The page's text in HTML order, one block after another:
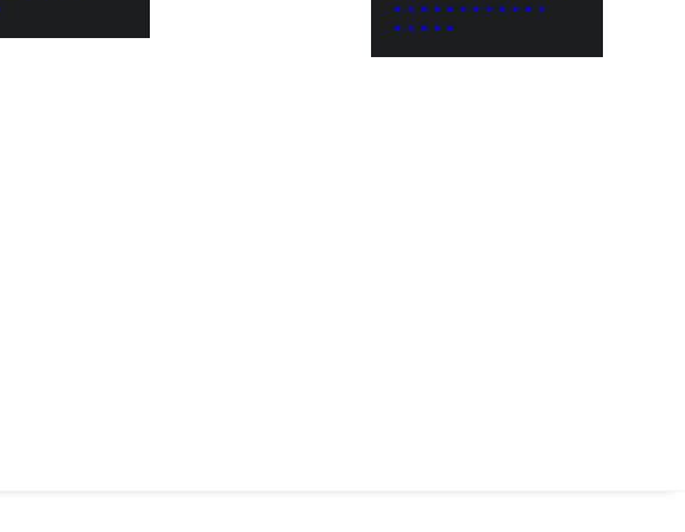
• • • • • • • • • • • •
• • • • •